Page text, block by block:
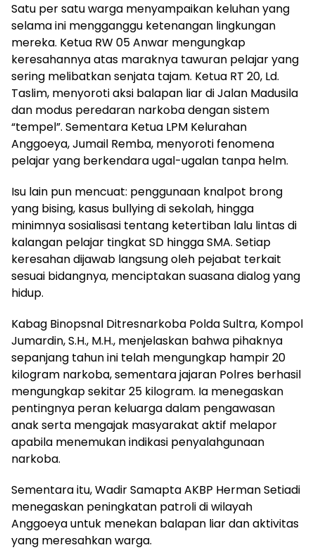
Satu per satu warga menyampaikan keluhan yang
selama ini mengganggu ketenangan lingkungan
mereka. Ketua RW 05 Anwar mengungkap
keresahannya atas maraknya tawuran pelajar yang
sering melibatkan senjata tajam. Ketua RT 20, Ld.
Taslim, menyoroti aksi balapan liar di Jalan Madusila
dan modus peredaran narkoba dengan sistem
“tempel”. Sementara Ketua LPM Kelurahan
Anggoeya, Jumail Remba, menyoroti fenomena
pelajar yang berkendara ugal-ugalan tanpa helm.
Isu lain pun mencuat: penggunaan knalpot brong
yang bising, kasus bullying di sekolah, hingga
minimnya sosialisasi tentang ketertiban lalu lintas di
kalangan pelajar tingkat SD hingga SMA. Setiap
keresahan dijawab langsung oleh pejabat terkait
sesuai bidangnya, menciptakan suasana dialog yang
hidup.
Kabag Binopsnal Ditresnarkoba Polda Sultra, Kompol
Jumardin, S.H., M.H., menjelaskan bahwa pihaknya
sepanjang tahun ini telah mengungkap hampir 20
kilogram narkoba, sementara jajaran Polres berhasil
mengungkap sekitar 25 kilogram. Ia menegaskan
pentingnya peran keluarga dalam pengawasan
anak serta mengajak masyarakat aktif melapor
apabila menemukan indikasi penyalahgunaan
narkoba.
Sementara itu, Wadir Samapta AKBP Herman Setiadi
menegaskan peningkatan patroli di wilayah
Anggoeya untuk menekan balapan liar dan aktivitas
yang meresahkan warga.